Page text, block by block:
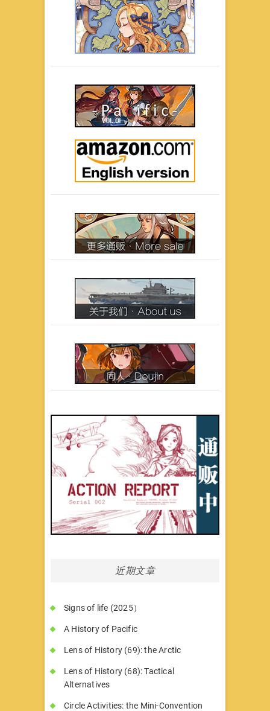
近期文章
Signs of life (2025）
A History of Pacific
Lens of History (69): the Arctic
Lens of History (68): Tactical
Alternatives
Circle Activities: the Mini-Convention